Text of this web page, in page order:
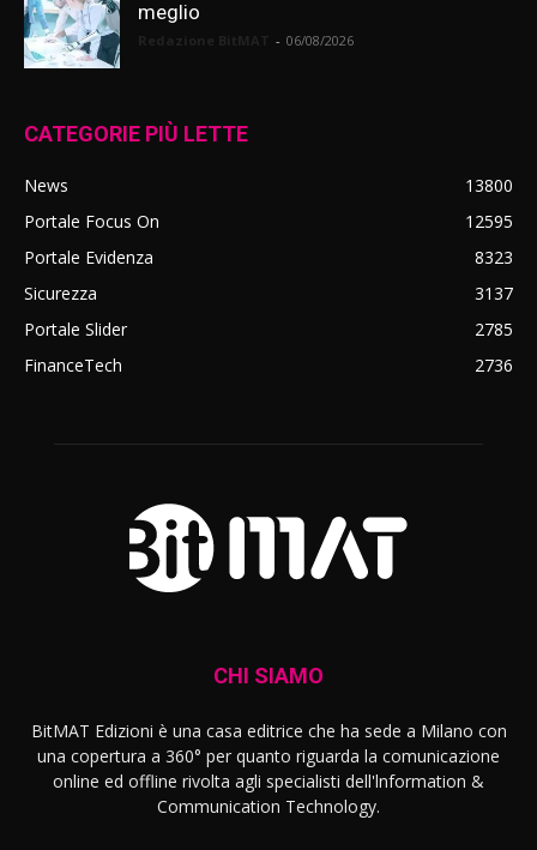
meglio
- 06/08/2026
CATEGORIE PIÙ LETTE
News
13800
Portale Focus On
12595
Portale Evidenza
8323
Sicurezza
3137
Portale Slider
2785
FinanceTech
2736
CHI SIAMO
BitMAT Edizioni è una casa editrice che ha sede a Milano con
una copertura a 360° per quanto riguarda la comunicazione
online ed offline rivolta agli specialisti dell'lnformation &
Communication Technology.